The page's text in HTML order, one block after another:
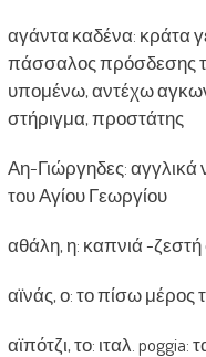
αγάντα καδένα: κράτα
πάσσαλος πρόσδεσης
υπομένω, αντέχω
στήριγμα, προστάτης
Αη-Γιώργηδες: αγγλικά
του Αγίου Γεωργίου
αθάλη, η: καπνιά -ζεστή
αϊνάς, ο: το πίσω μέρος
αϊπότζι, το: ιταλ.